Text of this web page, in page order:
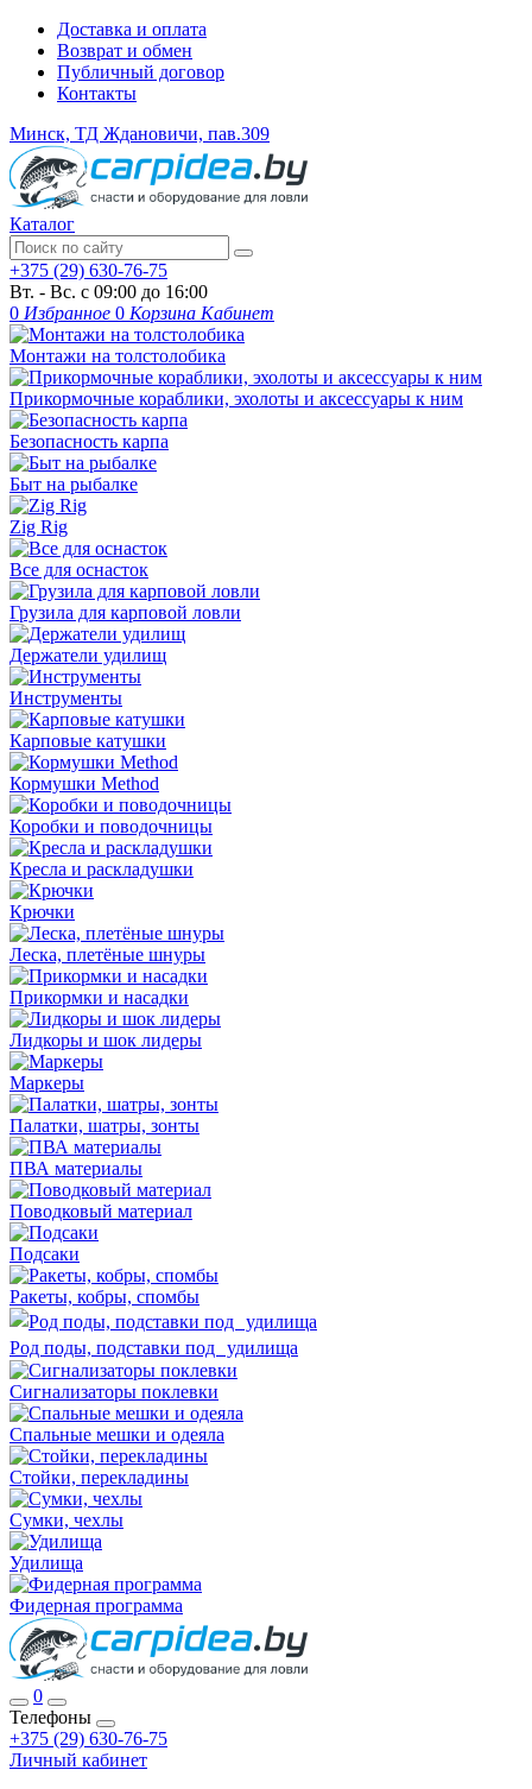
Доставка и оплата
Возврат и обмен
Публичный договор
Контакты
Минск, ТД Ждановичи, пав.309
Каталог
+375 (29) 630-76-75
Вт. - Вс. с 09:00 до 16:00
0 Избранное 0 Корзина Кабинет
Монтажи на толстолобика
Прикормочные кораблики, эхолоты и аксессуары к ним
Безопасность карпа
Быт на рыбалке
Zig Rig
Все для оснасток
Грузила для карповой ловли
Держатели удилищ
Инструменты
Карповые катушки
Кормушки Method
Коробки и поводочницы
Кресла и раскладушки
Крючки
Леска, плетёные шнуры
Прикормки и насадки
Лидкоры и шок лидеры
Маркеры
Палатки, шатры, зонты
ПВА материалы
Поводковый материал
Подсаки
Ракеты, кобры, спомбы
Род поды, подставки под удилища
Сигнализаторы поклевки
Спальные мешки и одеяла
Стойки, перекладины
Сумки, чехлы
Удилища
Фидерная программа
0
Телефоны
+375 (29) 630-76-75
Личный кабинет